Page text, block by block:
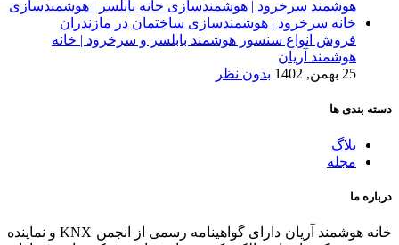
فروش انواع سنسور هوشمند بابلسر و سرخرود | خانه
هوشمند آریان
25 بهمن, 1402
بدون نظر
دسته بندی ها
بلاگ
مجله
درباره ما
خانه هوشمند آریان دارای گواهینامه رسمی از انجمن KNX و نماینده